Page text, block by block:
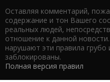
Оставляя комментарий,
содержание и тон Вашего
реальных людей,
отношение к данной
нарушают эти правила грубо
заблокированы.
Полная версия правил